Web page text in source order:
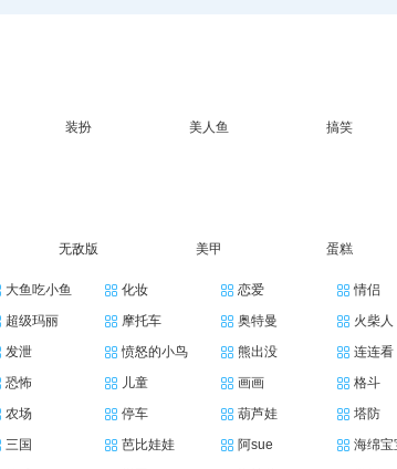
装扮 美人鱼 搞笑
无敌版 美甲 蛋糕
大鱼吃小鱼 化妆 恋爱
情侣
超级玛丽 摩托车 奥特曼
火柴人
发泄 愤怒的小鸟 熊出没
连连看
恐怖 儿童 画画
格斗
农场 停车 葫芦娃
塔防
三国 芭比娃娃 阿sue
海绵宝